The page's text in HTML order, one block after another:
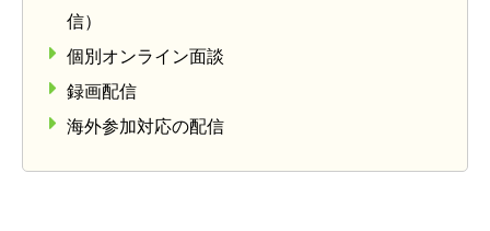
信）
個別オンライン面談
録画配信
海外参加対応の配信